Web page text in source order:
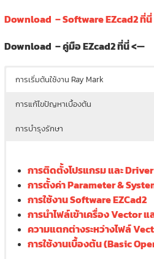
Download – Software EZcad2 ที่
Download – คู่มือ EZcad2 ที่นี่ <—
การเริ่มต้นใช้งาน Ray Mark
การแก้ไขปัญหาเบื้องต้น
การบำรุงรักษา
การติดตั้งโปรแกรม และ
การตั้งค่า Parameter &
การใช้งาน Software EZCad2
การนำไฟล์เข้าเครื่อง Vector
ความแตกต่างระหว่างไฟล์
การใช้งานเบื้องต้น (Basic